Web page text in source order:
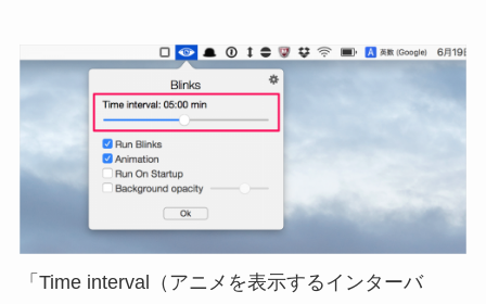
「Time interval（アニメを表示するインターバ